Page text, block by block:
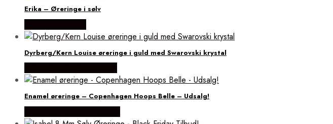
Erika – Øreringe i sølv
Dyrberg/Kern Louise øreringe i guld med Swarovski krystal
Enamel øreringe – Copenhagen Hoops Belle – Udsalg!